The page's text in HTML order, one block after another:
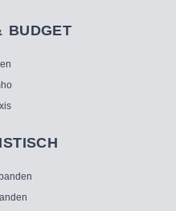
BUDGET